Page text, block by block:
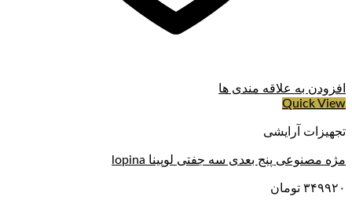
افزودن به علاقه مندی ها
Quick View
تجهیزات آرایشی
مژه مصنوعی پنج بعدی سه جفتی لوپینا lopina
۳۴۹۹۲۰ تومان